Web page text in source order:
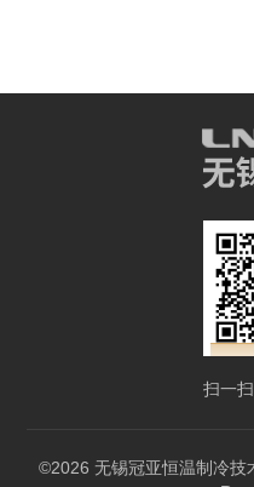
扫一
©2026 无锡冠亚恒温制冷技